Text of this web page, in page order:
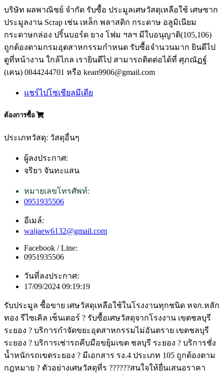
บริษัท ผลพาณิชย์ จำกัด รับซื้อ ประมูลเศษวัสดุเหลือใช้ เศษซาก
ประมูลงาน Scrap เช่น เหล็ก พลาสติก กระดาษ อลูมิเนียม
กระดาษกล่อง ปริ้นบอร์ด ยาง โฟม ฯลฯ มีใบอนุญาติ(105,106)
ถูกต้องตามกรมอุตสาหกรรมกำหนด รับซื้อจำนวนมาก ยินดีไป
ดูที่หน้างาน ใกล้ไกล เรายินดีไป สามารถติดต่อได้ที่ ศุภณัฏฐ์
(เคน) 0844244701 หรือ kean9906@gmail.com
แชร์ไปโซเชียลมีเดีย
ต้องการซื้อ
ประเภทวัสดุ: วัสดุอื่นๆ
ผู้ลงประกาศ:
จริยา จันทะแสน
หมายเลขโทรศัพท์:
0951935506
อีเมล์:
waijaew6132@gmail.com
Facebook / Line:
0951935506
วันที่ลงประกาศ:
17/09/2024 09:19:19
รับประมูล ซื้อขาย เศษวัสดุเหลือใช้ในโรงงานทุกชนิด หจก.หลัก
ทอง รีไซเคิล เซ็นเตอร์ ? รับซื้อเศษวัสดุจากโรงงาน เขตชลบุรี
ระยอง ? บริการกำจัดขยะอุตสาหกรรมไม่อันตราย เขตชลบุรี
ระยอง ? บริการเช่ารถคีบมือขยุ้มเขต ชลบุรี ระยอง ? บริการชั่ง
น้ำหนักรถเขตระยอง ? มีเอกสาร รง.4 ประเภท 105 ถูกต้องตาม
กฎหมาย ? ตัวอย่างเศษวัสดุที่ร ??????สนใจให้ยื่นเสนอราคา